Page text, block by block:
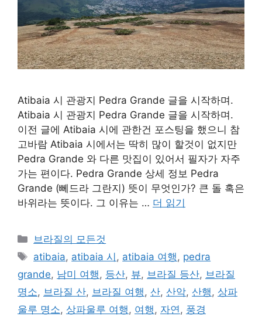
Atibaia 시 관광지 Pedra Grande 글을 시작하며.
Atibaia 시 관광지 Pedra Grande 글을 시작하며.
이전 글에 Atibaia 시에 관한건 포스팅을 했으니 참
고바람 Atibaia 시에서는 딱히 많이 할것이 없지만
Pedra Grande 와 다른 맛집이 있어서 필자가 자주
가는 편이다. Pedra Grande 상세 정보 Pedra
Grande (뻬드라 그란지) 뜻이 무엇인가? 큰 돌 혹은
바위라는 뜻이다. 그 이유는 … 더 읽기
카
테
리
브라질의 모든것
태
그
atibaia, atibaia 시 , atibaia 여행 , pedra
grande, 남미 여행 , 등산, 뷰, 브라질 등산, 브라질
명소, 브라질 산, 브라질 여행 , 산, 산악, 산행 , 상파
울루 명소, 상파울루 여행 , 여행 , 자연 , 풍경